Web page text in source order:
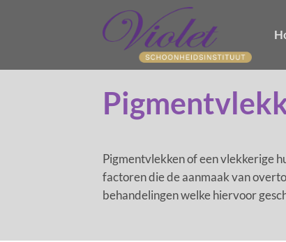
Pigmentvlekken of een vlekkerige
factoren die de aanmaak van
behandelingen welke hiervoor